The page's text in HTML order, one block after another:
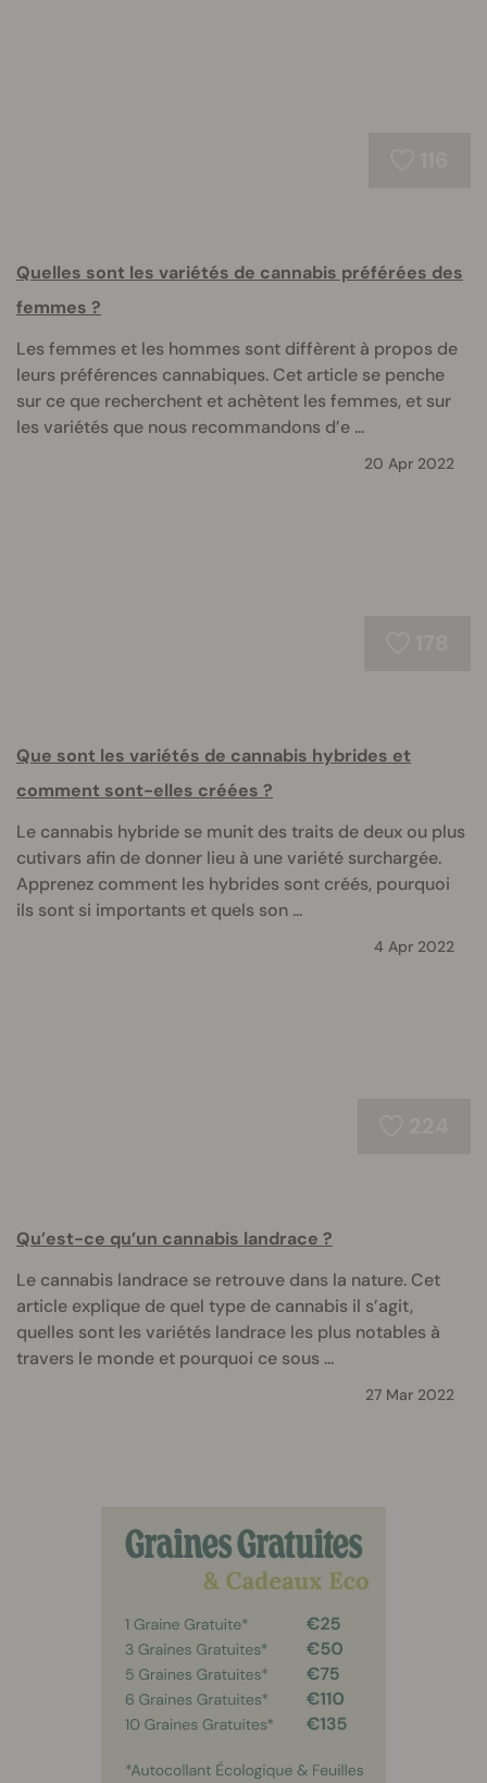
Quelles sont les variétés de cannabis préférées des
femmes ?
Les femmes et les hommes sont diffèrent à propos de
leurs préférences cannabiques. Cet article se penche
sur ce que recherchent et achètent les femmes, et sur
les variétés que nous recommandons d’e ...
20 Apr 2022
Que sont les variétés de cannabis hybrides et
comment sont-elles créées ?
Le cannabis hybride se munit des traits de deux ou plus
cutivars afin de donner lieu à une variété surchargée.
Apprenez comment les hybrides sont créés, pourquoi
ils sont si importants et quels son ...
4 Apr 2022
Qu’est-ce qu’un cannabis landrace ?
Le cannabis landrace se retrouve dans la nature. Cet
article explique de quel type de cannabis il s’agit,
quelles sont les variétés landrace les plus notables à
travers le monde et pourquoi ce sous ...
27 Mar 2022